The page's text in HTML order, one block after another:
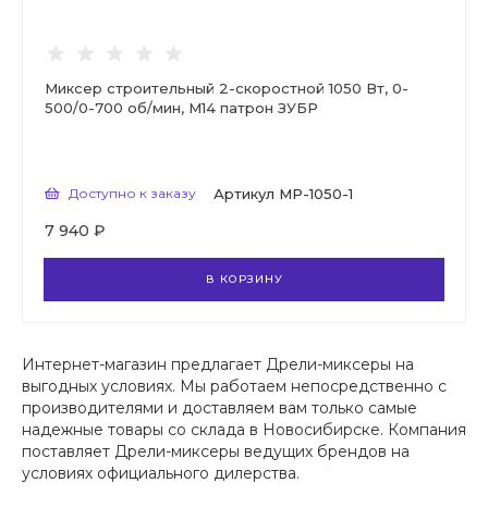
Миксер строительный 2-скоростной 1050 Вт, 0-
500/0-700 об/мин, М14 патрон ЗУБР
Доступно к заказу Артикул МР-1050-1
7 940 ₽
В КОРЗИНУ
Интернет-магазин предлагает Дрели-миксеры на
выгодных условиях. Мы работаем непосредственно с
производителями и доставляем вам только самые
надежные товары со склада в Новосибирске. Компания
поставляет Дрели-миксеры ведущих брендов на
условиях официального дилерства.